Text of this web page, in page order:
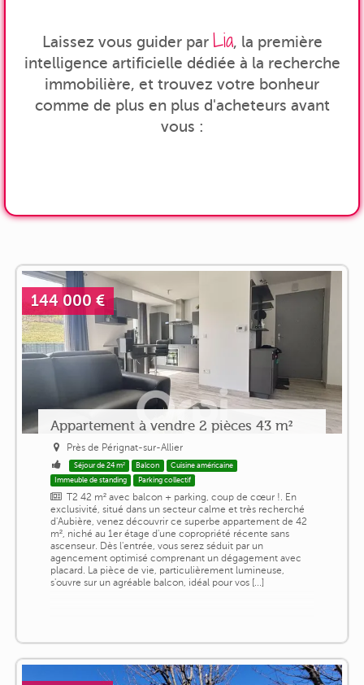
Laissez vous guider par Lia, la première
intelligence artificielle dédiée à la recherche
immobilière, et trouvez votre bonheur
comme de plus en plus d'acheteurs avant
vous :
144 000 €
Appartement à vendre 2 pièces 43 m²
Près de Pérignat-sur-Allier
Séjour de 24 m² Balcon
Cuisine américaine
Immeuble de standing
Parking collectif
T2 42 m² avec balcon + parking, coup de cœur !. En
exclusivité, situé dans un secteur calme et très recherché
d'Aubière, venez découvrir ce superbe appartement de 42
m², niché au 1er étage d'une copropriété récente sans
ascenseur. Dès l'entrée, vous serez séduit par un
agencement optimisé comprenant un dégagement avec
placard. La pièce de vie, particulièrement lumineuse,
s'ouvre sur un agréable balcon, idéal pour vos [...]